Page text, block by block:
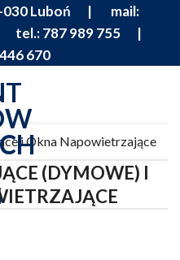
030 Luboń |
mail:
tel.: 787 989 755|
670
i Okna Napowietrzające
(DYMOWE) I